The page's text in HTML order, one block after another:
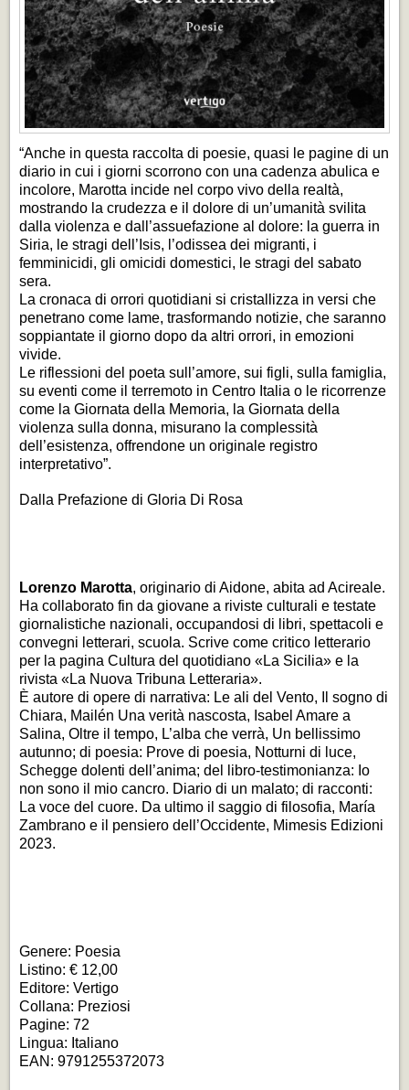
“Anche in questa raccolta di poesie, quasi le pagine di un
diario in cui i giorni scorrono con una cadenza abulica e
incolore, Marotta incide nel corpo vivo della realtà,
mostrando la crudezza e il dolore di un’umanità svilita
dalla violenza e dall’assuefazione al dolore: la guerra in
Siria, le stragi dell’Isis, l’odissea dei migranti, i
femminicidi, gli omicidi domestici, le stragi del sabato
sera.
La cronaca di orrori quotidiani si cristallizza in versi che
penetrano come lame, trasformando notizie, che saranno
soppiantate il giorno dopo da altri orrori, in emozioni
vivide.
Le riflessioni del poeta sull’amore, sui figli, sulla famiglia,
su eventi come il terremoto in Centro Italia o le ricorrenze
come la Giornata della Memoria, la Giornata della
violenza sulla donna, misurano la complessità
dell’esistenza, offrendone un originale registro
interpretativo”.
Dalla Prefazione di Gloria Di Rosa
Lorenzo Marotta, originario di Aidone, abita ad Acireale.
Ha collaborato fin da giovane a riviste culturali e testate
giornalistiche nazionali, occupandosi di libri, spettacoli e
convegni letterari, scuola. Scrive come critico letterario
per la pagina Cultura del quotidiano «La Sicilia» e la
rivista «La Nuova Tribuna Letteraria».
È autore di opere di narrativa: Le ali del Vento, Il sogno di
Chiara, Mailén Una verità nascosta, Isabel Amare a
Salina, Oltre il tempo, L’alba che verrà, Un bellissimo
autunno; di poesia: Prove di poesia, Notturni di luce,
Schegge dolenti dell’anima; del libro-testimonianza: Io
non sono il mio cancro. Diario di un malato; di racconti:
La voce del cuore. Da ultimo il saggio di filosofia, María
Zambrano e il pensiero dell’Occidente, Mimesis Edizioni
2023.
Genere: Poesia
Listino: € 12,00
Editore: Vertigo
Collana: Preziosi
Pagine: 72
Lingua: Italiano
EAN: 9791255372073